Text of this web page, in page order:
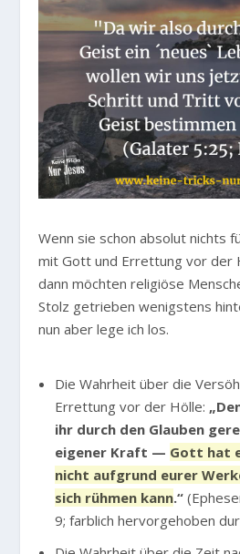
Wenn sie schon absolut nichts
mit Gott und Errettung vor der
dann möchten religiöse
Stolz getrieben wenigstens
nun aber lege ich los.
Die Wahrheit über die
Errettung vor der Hölle:
ihr durch den Glauben
eigener Kraft — Gott hat
nicht aufgrund eurer
sich rühmen kann.“
9; farblich hervorgehoben